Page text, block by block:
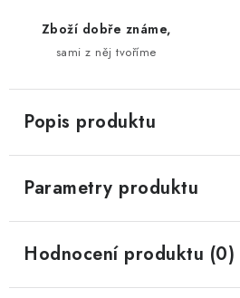
Zboží dobře známe,
sami z něj tvoříme
Popis produktu
Parametry produktu
Hodnocení produktu (0)